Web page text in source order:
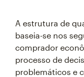
A estrutura de
baseia-se nos
comprador
processo de
problemáticos e